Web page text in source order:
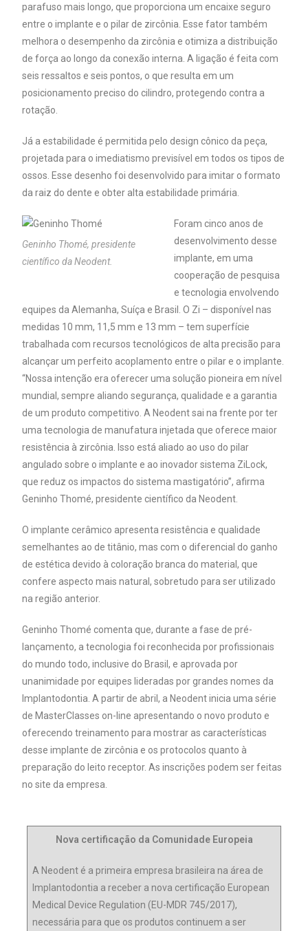
parafuso mais longo, que proporciona um encaixe seguro
entre o implante e o pilar de zircônia. Esse fator também
melhora o desempenho da zircônia e otimiza a distribuição
de força ao longo da conexão interna. A ligação é feita com
seis ressaltos e seis pontos, o que resulta em um
posicionamento preciso do cilindro, protegendo contra a
rotação.
Já a estabilidade é permitida pelo design cônico da peça,
projetada para o imediatismo previsível em todos os tipos de
ossos. Esse desenho foi desenvolvido para imitar o formato
da raiz do dente e obter alta estabilidade primária.
Geninho Thomé, presidente
científico da Neodent.
Foram cinco anos de
desenvolvimento desse
implante, em uma
cooperação de pesquisa
e tecnologia envolvendo
equipes da Alemanha, Suíça e Brasil. O Zi – disponível nas
medidas 10 mm, 11,5 mm e 13 mm – tem superfície
trabalhada com recursos tecnológicos de alta precisão para
alcançar um perfeito acoplamento entre o pilar e o implante.
“Nossa intenção era oferecer uma solução pioneira em nível
mundial, sempre aliando segurança, qualidade e a garantia
de um produto competitivo. A Neodent sai na frente por ter
uma tecnologia de manufatura injetada que oferece maior
resistência à zircônia. Isso está aliado ao uso do pilar
angulado sobre o implante e ao inovador sistema ZiLock,
que reduz os impactos do sistema mastigatório”, afirma
Geninho Thomé, presidente científico da Neodent.
O implante cerâmico apresenta resistência e qualidade
semelhantes ao de titânio, mas com o diferencial do ganho
de estética devido à coloração branca do material, que
confere aspecto mais natural, sobretudo para ser utilizado
na região anterior.
Geninho Thomé comenta que, durante a fase de pré-
lançamento, a tecnologia foi reconhecida por profissionais
do mundo todo, inclusive do Brasil, e aprovada por
unanimidade por equipes lideradas por grandes nomes da
Implantodontia. A partir de abril, a Neodent inicia uma série
de MasterClasses on-line apresentando o novo produto e
oferecendo treinamento para mostrar as características
desse implante de zircônia e os protocolos quanto à
preparação do leito receptor. As inscrições podem ser feitas
no site da empresa.
Nova certificação da Comunidade Europeia
A Neodent é a primeira empresa brasileira na área de
Implantodontia a receber a nova certificação European
Medical Device Regulation (EU-MDR 745/2017),
necessária para que os produtos continuem a ser